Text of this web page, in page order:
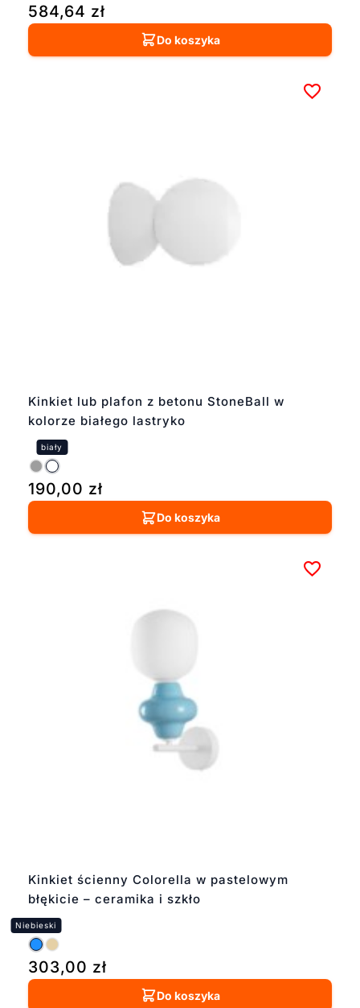
584,64 zł
Do koszyka
Kinkiet lub plafon z betonu StoneBall w
kolorze białego lastryko
190,00 zł
Do koszyka
Kinkiet ścienny Colorella w pastelowym
błękicie – ceramika i szkło
303,00 zł
Do koszyka